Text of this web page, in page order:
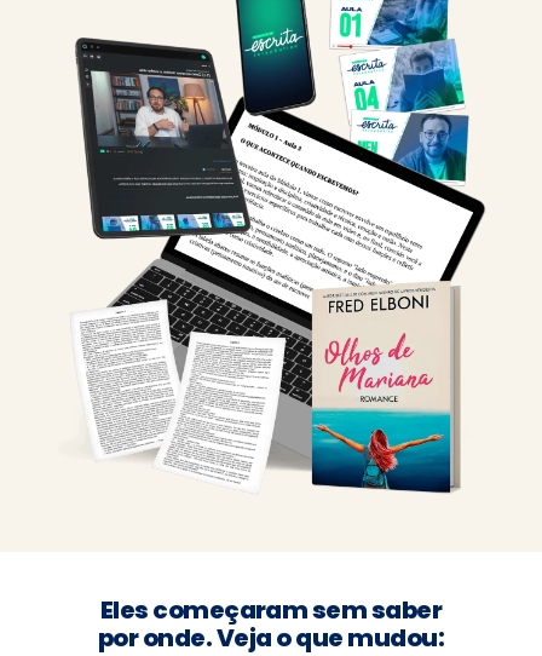
Eles começaram sem saber
por onde. Veja o que mudou: